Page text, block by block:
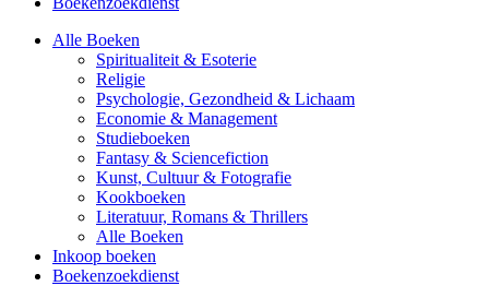
Alle Boeken
Spiritualiteit & Esoterie
Religie
Psychologie, Gezondheid & Lichaam
Economie & Management
Studieboeken
Fantasy & Sciencefiction
Kunst, Cultuur & Fotografie
Kookboeken
Literatuur, Romans & Thrillers
Alle Boeken
Inkoop boeken
Boekenzoekdienst